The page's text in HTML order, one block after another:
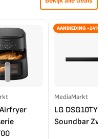
AANBIEDING -14%
MediaMarkt
LG DSG10TY
Soundbar